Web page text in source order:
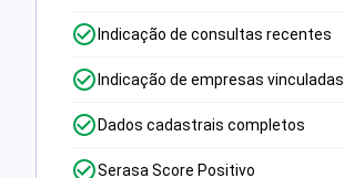
Indicação de consultas recentes
Indicação de empresas vinculadas
Dados cadastrais completos
Serasa Score Positivo